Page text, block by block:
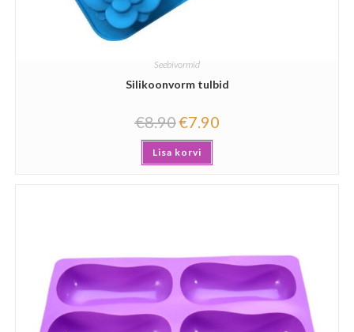
Seebivormid
Silikoonvorm tulbid
€8.90€7.90
Lisa korvi